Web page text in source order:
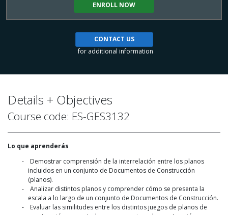
ENROLL NOW
CONTACT US
for additional information
Details + Objectives
Course code: ES-GES3132
Lo que aprenderás
Demostrar comprensión de la interrelación entre los planos
incluidos en un conjunto de Documentos de Construcción
(planos).
Analizar distintos planos y comprender cómo se presenta la
escala a lo largo de un conjunto de Documentos de Construcción.
Evaluar las similitudes entre los distintos juegos de planos de